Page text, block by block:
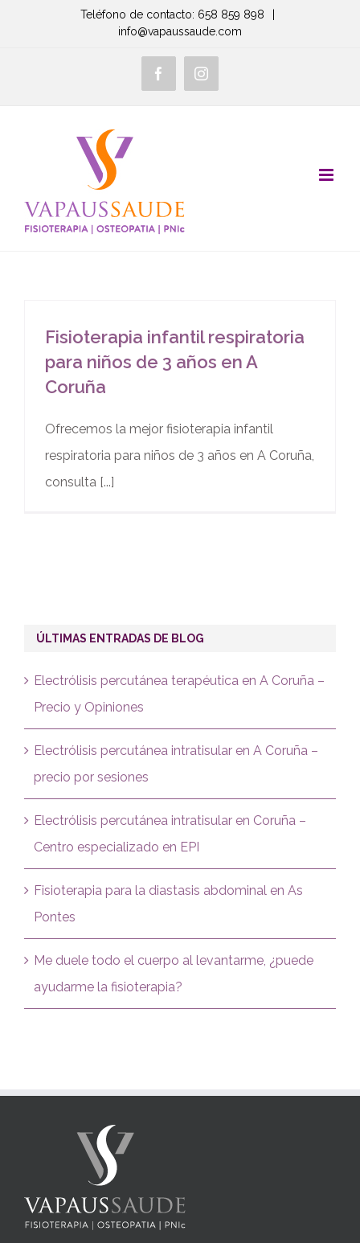
Teléfono de contacto: 658 859 898
info@vapaussaude.com
FacebookInstagram
Fisioterapia infantil respiratoria
para niños de 3 años en A
Coruña
Ofrecemos la mejor fisioterapia infantil
respiratoria para niños de 3 años en A Coruña,
consulta [...]
ÚLTIMAS ENTRADAS DE BLOG
Electrólisis percutánea terapéutica en A Coruña –
Precio y Opiniones
Electrólisis percutánea intratisular en A Coruña –
precio por sesiones
Electrólisis percutánea intratisular en Coruña –
Centro especializado en EPI
Fisioterapia para la diastasis abdominal en As
Pontes
Me duele todo el cuerpo al levantarme, ¿puede
ayudarme la fisioterapia?